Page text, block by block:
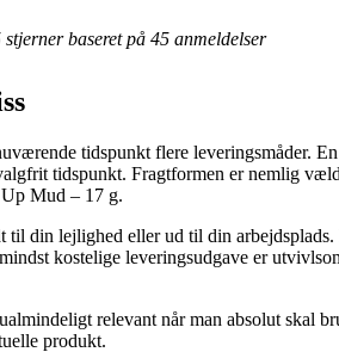
baseret på 45 anmeldelser
tidspunkt flere leveringsmåder.
tidspunkt. Fragtformen er nemlig
Mud – 17 g.
din lejlighed eller ud til din
kostelige leveringsudgave er
relevant når man absolut skal
produkt.